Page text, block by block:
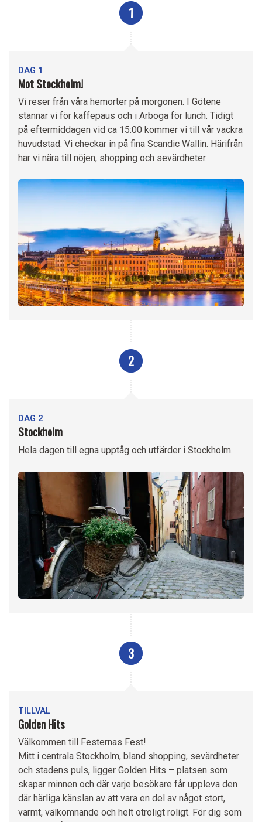
1
DAG 1
Mot Stockholm!
Vi reser från våra hemorter på morgonen. I Götene
stannar vi för kaffepaus och i Arboga för lunch. Tidigt
på eftermiddagen vid ca 15:00 kommer vi till vår vackra
huvudstad. Vi checkar in på fina Scandic Wallin. Härifrån
har vi nära till nöjen, shopping och sevärdheter.
2
DAG 2
Stockholm
Hela dagen till egna upptåg och utfärder i Stockholm.
3
TILLVAL
Golden Hits
Välkommen till Festernas Fest!
Mitt i centrala Stockholm, bland shopping, sevärdheter
och stadens puls, ligger Golden Hits – platsen som
skapar minnen och där varje besökare får uppleva den
där härliga känslan av att vara en del av något stort,
varmt, välkomnande och helt otroligt roligt. För dig som